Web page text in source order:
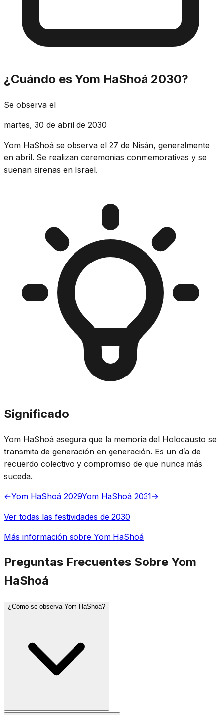
¿Cuándo es Yom HaShoá 2030?
Se observa el
martes, 30 de abril de 2030
Yom HaShoá se observa el 27 de Nisán, generalmente
en abril. Se realizan ceremonias conmemorativas y se
suenan sirenas en Israel.
Significado
Yom HaShoá asegura que la memoria del Holocausto se
transmita de generación en generación. Es un día de
recuerdo colectivo y compromiso de que nunca más
suceda.
←Yom HaShoá 2029Yom HaShoá 2031→
Ver todas las festividades de 2030
Más información sobre Yom HaShoá
Preguntas Frecuentes Sobre Yom
HaShoá
¿Cómo se observa Yom HaShoá?